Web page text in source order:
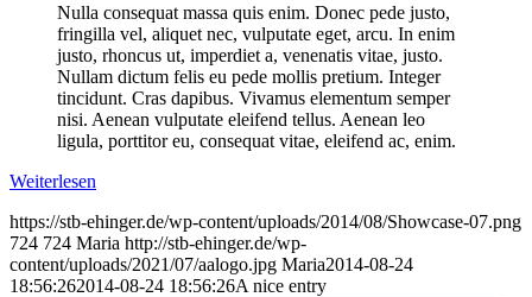
Nulla consequat massa quis enim. Donec pede justo,
fringilla vel, aliquet nec, vulputate eget, arcu. In enim
justo, rhoncus ut, imperdiet a, venenatis vitae, justo.
Nullam dictum felis eu pede mollis pretium. Integer
tincidunt. Cras dapibus. Vivamus elementum semper
nisi. Aenean vulputate eleifend tellus. Aenean leo
ligula, porttitor eu, consequat vitae, eleifend ac, enim.
Weiterlesen
https://stb-ehinger.de/wp-content/uploads/2014/08/Showcase-07.png
724 724 Maria http://stb-ehinger.de/wp-
content/uploads/2021/07/aalogo.jpg Maria2014-08-24
18:56:262014-08-24 18:56:26A nice entry